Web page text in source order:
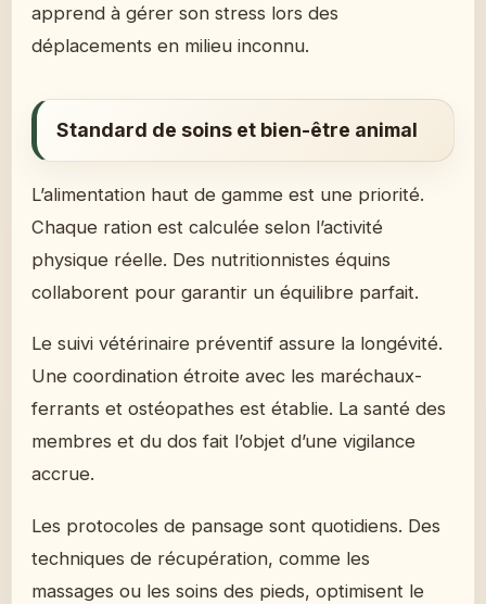
apprend à gérer son stress lors des
déplacements en milieu inconnu.
Standard de soins et bien-être animal
L’alimentation haut de gamme est une priorité.
Chaque ration est calculée selon l’activité
physique réelle. Des nutritionnistes équins
collaborent pour garantir un équilibre parfait.
Le suivi vétérinaire préventif assure la longévité.
Une coordination étroite avec les maréchaux-
ferrants et ostéopathes est établie. La santé des
membres et du dos fait l’objet d’une vigilance
accrue.
Les protocoles de pansage sont quotidiens. Des
techniques de récupération, comme les
massages ou les soins des pieds, optimisent le